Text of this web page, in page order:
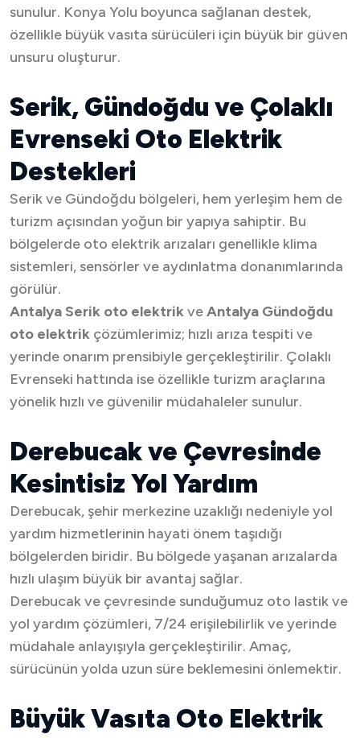
sunulur. Konya Yolu boyunca sağlanan destek,
özellikle büyük vasıta sürücüleri için büyük bir güven
unsuru oluşturur.
Serik, Gündoğdu ve Çolaklı
Evrenseki Oto Elektrik
Destekleri
Serik ve Gündoğdu bölgeleri, hem yerleşim hem de
turizm açısından yoğun bir yapıya sahiptir. Bu
bölgelerde oto elektrik arızaları genellikle klima
sistemleri, sensörler ve aydınlatma donanımlarında
görülür.
Antalya Serik oto elektrikveAntalya Gündoğdu
oto elektrik çözümlerimiz; hızlı arıza tespiti ve
yerinde onarım prensibiyle gerçekleştirilir. Çolaklı
Evrenseki hattında ise özellikle turizm araçlarına
yönelik hızlı ve güvenilir müdahaleler sunulur.
Derebucak ve Çevresinde
Kesintisiz Yol Yardım
Derebucak, şehir merkezine uzaklığı nedeniyle yol
yardım hizmetlerinin hayati önem taşıdığı
bölgelerden biridir. Bu bölgede yaşanan arızalarda
hızlı ulaşım büyük bir avantaj sağlar.
Derebucak ve çevresinde sunduğumuz oto lastik ve
yol yardım çözümleri, 7/24 erişilebilirlik ve yerinde
müdahale anlayışıyla gerçekleştirilir. Amaç,
sürücünün yolda uzun süre beklemesini önlemektir.
Büyük Vasıta Oto Elektrik